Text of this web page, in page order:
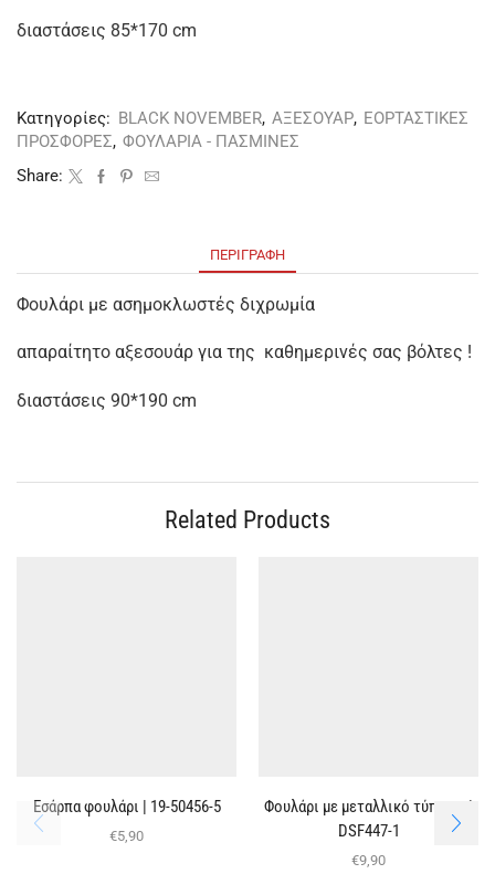
διαστάσεις 85*170 cm
Κατηγορίες: BLACK NOVEMBER, ΑΞΕΣΟΥΑΡ, ΕΟΡΤΑΣΤΙΚΕΣ
ΠΡΟΣΦΟΡΕΣ, ΦΟΥΛΑΡΙΑ - ΠΑΣΜΙΝΕΣ
Share:
ΠΕΡΙΓΡΑΦΉ
Φουλάρι με ασημοκλωστές διχρωμία
απαραίτητο αξεσουάρ για της καθημερινές σας βόλτες !
διαστάσεις 90*190 cm
Related Products
Eσάρπα φουλάρι | 19-50456-5
€5,90
Φουλάρι με μεταλλικό τύπωμα |
DSF447-1
€9,90